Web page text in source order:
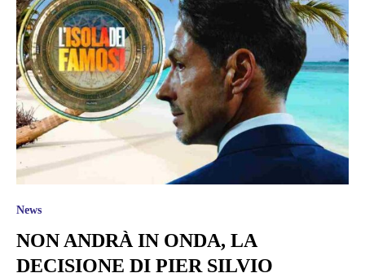
News
NON ANDRÀ IN ONDA, LA
DECISIONE DI PIER SILVIO